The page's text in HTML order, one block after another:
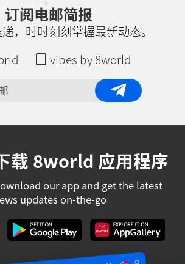
订阅电邮简报
，时时刻刻掌握最新动态。
vibes by 8world
载 8world 应用程序
our app and get the latest
updates on-the-go